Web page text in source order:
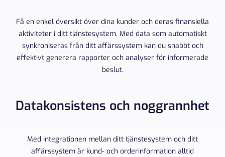
Få en enkel översikt över dina kunder och deras finansiella
aktiviteter i ditt tjänstesystem. Med data som automatiskt
synkroniseras från ditt affärssystem kan du snabbt och
effektivt generera rapporter och analyser för informerade
beslut.
Datakonsistens och noggrannhet
Med integrationen mellan ditt tjänstesystem och ditt
affärssystem är kund- och orderinformation alltid